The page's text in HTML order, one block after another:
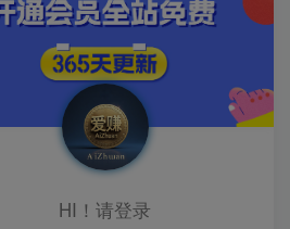
HI！请登录